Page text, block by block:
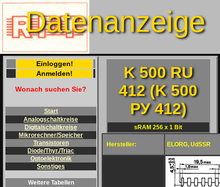
Datenanzeige
Einloggen!
Anmelden!
Wonach suchen Sie?
Start
Analogschaltkreise
Digitalschaltkreise
Mikrorechner/Speicher
Transistoren
Diode/Thyr./Triac
Optoelektronik
Sonstiges
Weitere Tabellen
K 500 RU
412 (K 500
PУ 412)
sRAM 256 x 1 Bit
Hersteller: ELORG, UdSSR